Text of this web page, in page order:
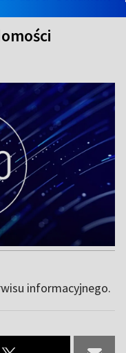
informacyjnego.